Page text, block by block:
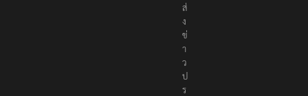
ส่
ง
ข่
า
ว
ป
ร